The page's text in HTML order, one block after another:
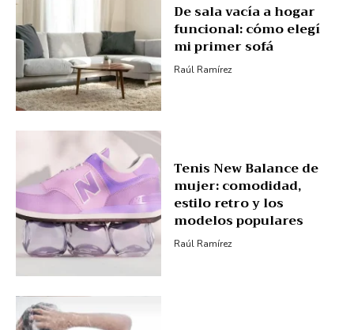
De sala vacía a hogar
funcional: cómo elegí
mi primer sofá
Raúl Ramírez
Tenis New Balance de
mujer: comodidad,
estilo retro y los
modelos populares
Raúl Ramírez